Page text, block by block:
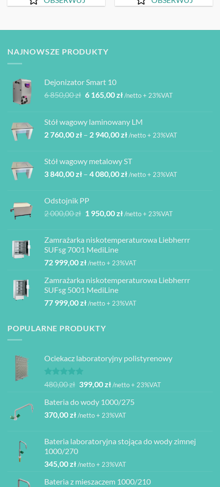
NAJNOWSZE PRODUKTY
Dejonizator Smart 10
6 850,00zł Pierwotna
6
850,00 zł.
6 165,00złAktualna
6
165,00 zł.
/netto + 23%VAT
Stół wagowy laminowany LM
2 760,00zł – 2 940,00złZakres
2
760,00 zł
/netto + 23%VAT
Stół wagowy metalowy ST
3 840,00zł – 4 080,00złZakres
840,00 zł
080,00 zł
/netto + 23%VAT
Odstojnik PP
2 000,00zł Pierwotna
2
000,00 zł.
1 950,00złAktualna
1
/netto + 23%VAT
Zamrażarka niskotemperaturowa Liebherrr
SUFsg 7001 MediLine
72 999,00zł/netto + 23%VAT
Zamrażarka niskotemperaturowa Liebherrr
SUFsg 5001 MediLine
77 999,00zł/netto + 23%VAT
POPULARNE PRODUKTY
Ociekacz laboratoryjny polistyrenowy
Oceniono
na 5
480,00zł Pierwotna
wynosiła:
480,00 zł.
399,00złAktualna
wynosi:
399,00 zł.
/netto + 23%VAT
Bateria do wody 1000/275
370,00zł/netto + 23%VAT
Bateria laboratoryjna stojąca do wody zimnej
1000/270
345,00zł/netto + 23%VAT
Bateria z mieszaczem 1000/210